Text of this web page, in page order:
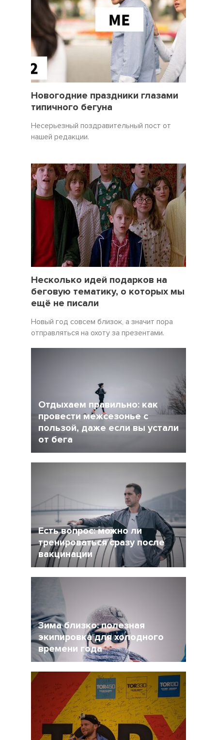
Новогодние праздники глазами
типичного бегуна
Несерьезный поздравительный пост от
нашей редакции.
Несколько идей подарков на
беговую тематику, о которых мы
ещё не писали
Новый год совсем близок, а значит пора
отправляться на охоту за презентами.
Отдыхаем правильно: как
провести межсезонье с
пользой, даже если вы устали
от бега
сезона у многих возникает вопрос: как
сделать перерыв в беге, но и не растерять
Есть вопрос: можно ли
тренироваться сразу после
вакцинации
регулярная вакцинация от Covid-19 может
стать частью нормальной жизни.
Зима близко: полезная
экипировка для холодного
времени года